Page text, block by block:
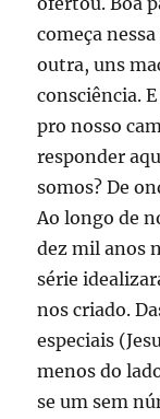
começa
outra, uns
consciência.
pro nosso
responder
somos? De
Ao longo de
dez mil anos
série
nos criado.
especiais
menos do
se um sem